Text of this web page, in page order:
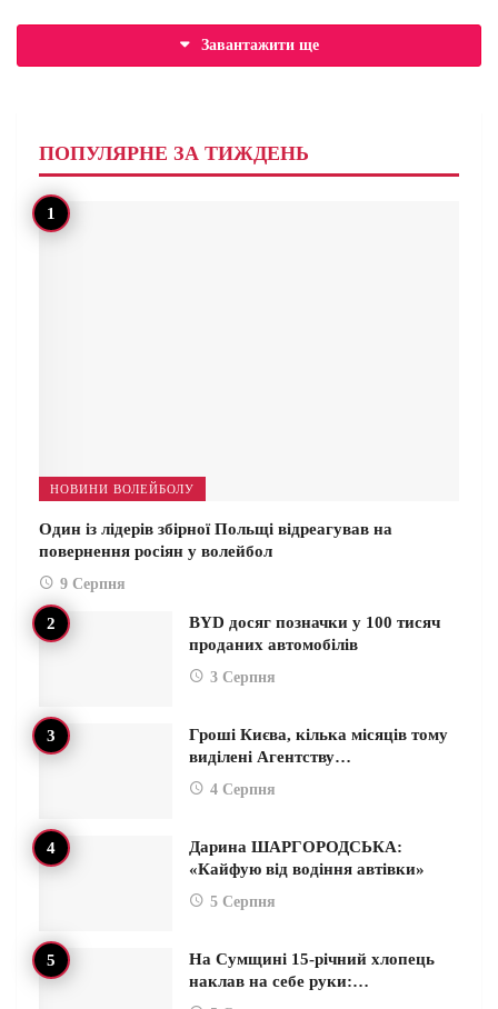
Завантажити ще
ПОПУЛЯРНЕ ЗА ТИЖДЕНЬ
НОВИНИ ВОЛЕЙБОЛУ
Один із лідерів збірної Польщі відреагував на
повернення росіян у волейбол
9 Серпня
BYD досяг позначки у 100 тисяч
проданих автомобілів
3 Серпня
Гроші Києва, кілька місяців тому
виділені Агентству…
4 Серпня
Дарина ШАРГОРОДСЬКА:
«Кайфую від водіння автівки»
5 Серпня
На Сумщині 15-річний хлопець
наклав на себе руки:…